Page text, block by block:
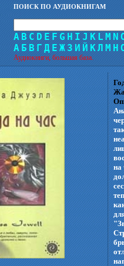
ПОИСК ПО АУДИОКНИГАМ
A B C D E F G H I J K L M N
А Б В Г Д Е Ж З И Й КЛ М Н
Аудиокниги, большая база.
на